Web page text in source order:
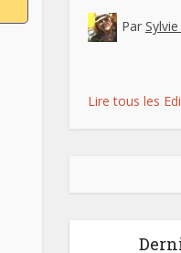
Par
Lire tous les